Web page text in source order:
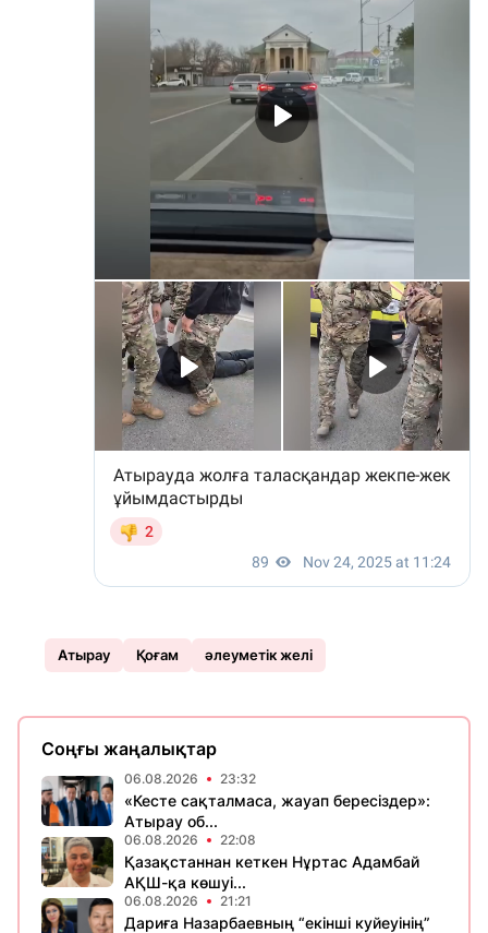
Атырау Қоғам әлеуметік желі
Соңғы жаңалықтар
06.08.2026 23:32
«Кесте сақталмаса, жауап бересіздер»:
Атырау об...
06.08.2026 22:08
Қазақстаннан кеткен Нұртас Адамбай
АҚШ-қа көшуі...
06.08.2026 21:21
Дариға Назарбаевның “екінші куйеуінің”